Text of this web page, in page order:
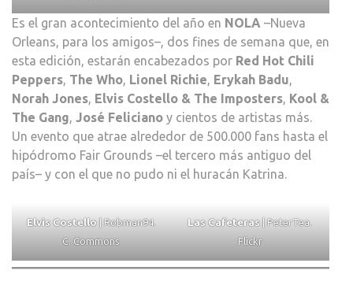
Es el gran acontecimiento del año en NOLA –Nueva
Orleans, para los amigos–, dos fines de semana que, en
esta edición, estarán encabezados por Red Hot Chili
Peppers, The Who, Lionel Richie, Erykah Badu,
Norah Jones, Elvis Costello & The Imposters, Kool &
The Gang, José Feliciano y cientos de artistas más.
Un evento que atrae alrededor de 500.000 fans hasta el
hipódromo Fair Grounds –el tercero más antiguo del
país– y con el que no pudo ni el huracán Katrina.
Elvis Costello| Robman94.
C. Commons
Las Cafeteras| PeterTea.
Flickr